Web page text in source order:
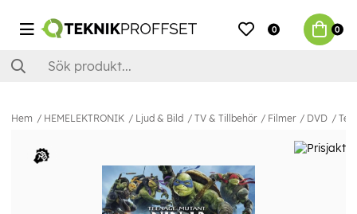
0 0
Hem HEMELEKTRONIK Ljud & Bild TV & Tillbehör Filmer DVD